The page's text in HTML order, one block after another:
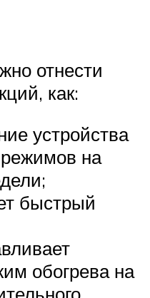
отнести
как:
устройства
на
быстрый
обогрева на